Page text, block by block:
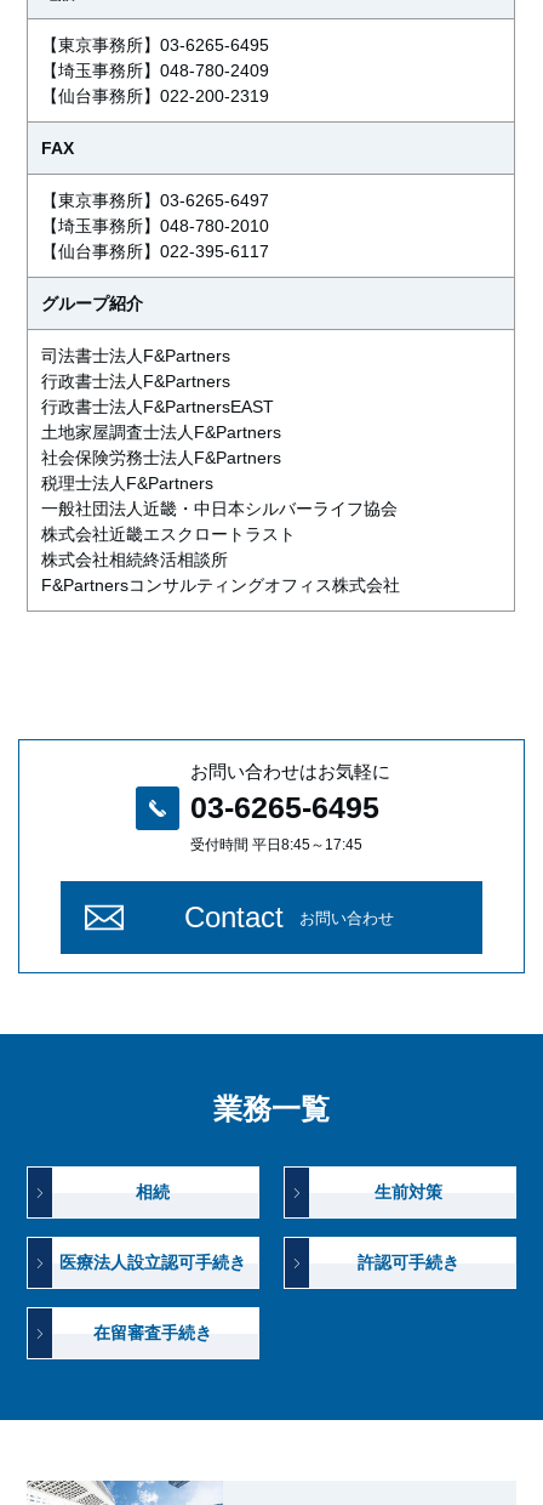
【東京事務所】03-6265-6495
【埼玉事務所】048-780-2409
【仙台事務所】022-200-2319
FAX
【東京事務所】03-6265-6497
【埼玉事務所】048-780-2010
【仙台事務所】022-395-6117
グループ紹介
司法書士法人F&Partners
行政書士法人F&Partners
行政書士法人F&PartnersEAST
土地家屋調査士法人F&Partners
社会保険労務士法人F&Partners
税理士法人F&Partners
一般社団法人近畿・中日本シルバーライフ協会
株式会社近畿エスクロートラスト
株式会社相続終活相談所
F&Partnersコンサルティングオフィス株式会社
お問い合わせはお気軽に
03-6265-6495
受付時間 平日8:45～17:45
Contact お問い合わせ
業務一覧
相続 生前対策
医療法人設立認可手続き 許認可手続き
在留審査手続き